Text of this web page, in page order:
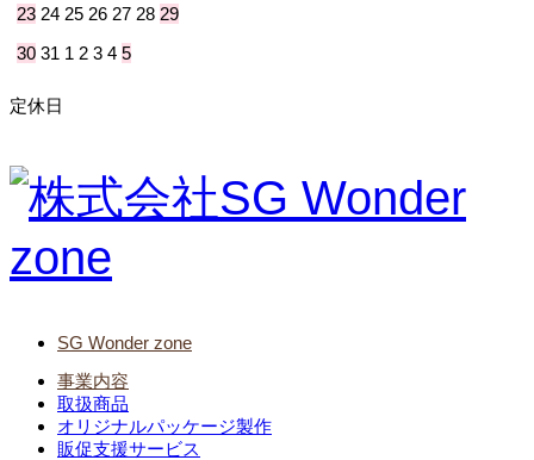
23 24 25 26 27 28 29
30 31 1 2 3 4 5
定休日
SG Wonder zone
事業内容
取扱商品
オリジナルパッケージ製作
販促支援サービス